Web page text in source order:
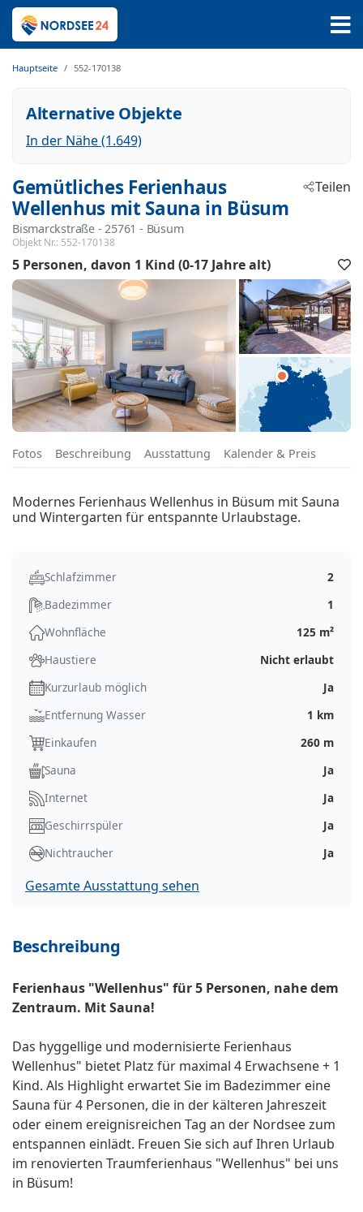
Hauptseite 552-170138
Alternative Objekte
In der Nähe (1.649)
Gemütliches Ferienhaus
Wellenhus mit Sauna in Büsum
Bismarckstraße - 25761 - Büsum
Objekt Nr.: 552-170138
Teilen
5 Personen davon 1 Kind (0-17 Jahre alt)
Fotos Beschreibung Ausstattung Kalender & Preis
Modernes Ferienhaus Wellenhus in Büsum mit Sauna
und Wintergarten für entspannte Urlaubstage.
Schlafzimmer
2
Badezimmer
1
Wohnfläche
125 m²
Haustiere
Nicht erlaubt
Kurzurlaub möglich
Ja
Entfernung Wasser
1 km
Einkaufen
260 m
Sauna
Ja
Internet
Ja
Geschirrspüler
Ja
Nichtraucher
Ja
Gesamte Ausstattung sehen
Beschreibung
Ferienhaus "Wellenhus" für 5 Personen, nahe dem
Zentraum. Mit Sauna!
Das hyggellige und modernisierte Ferienhaus
Wellenhus" bietet Platz für maximal 4 Erwachsene + 1
Kind. Als Highlight erwartet Sie im Badezimmer eine
Sauna für 4 Personen, die in der kälteren Jahreszeit
oder einem ereignisreichen Tag an der Nordsee zum
entspannen einlädt. Freuen Sie sich auf Ihren Urlaub
im renovierten Traumferienhaus "Wellenhus" bei uns
in Büsum!